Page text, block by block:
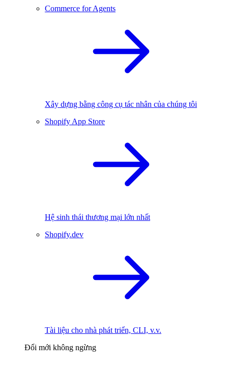
Commerce for Agents
Xây dựng bằng công cụ tác nhân của chúng tôi
Shopify App Store
Hệ sinh thái thương mại lớn nhất
Shopify.dev
Tài liệu cho nhà phát triển, CLI, v.v.
Đổi mới không ngừng